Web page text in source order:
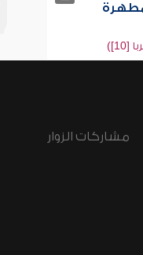
مشاركات الزوار